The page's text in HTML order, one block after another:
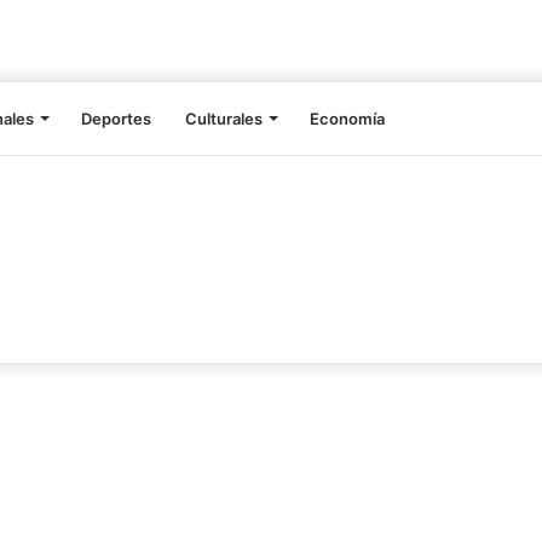
Deportes Culturales Economía